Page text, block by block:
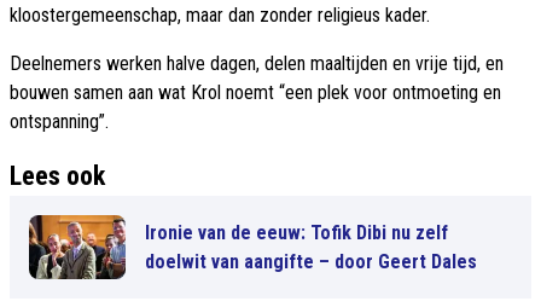
kloostergemeenschap, maar dan zonder religieus kader.
Deelnemers werken halve dagen, delen maaltijden en vrije tijd, en
bouwen samen aan wat Krol noemt “een plek voor ontmoeting en
ontspanning”.
Lees ook
Ironie van de eeuw: Tofik Dibi nu zelf
doelwit van aangifte – door Geert Dales